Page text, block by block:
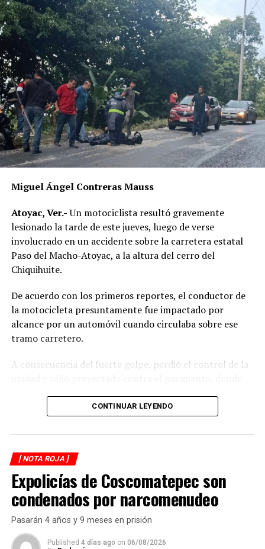
Miguel Ángel Contreras Mauss
Atoyac, Ver.-Un motociclista resultó gravemente
lesionado la tarde de este jueves, luego de verse
involucrado en un accidente sobre la carretera estatal
Paso del Macho-Atoyac, a la altura del cerro del
Chiquihuite.
De acuerdo con los primeros reportes, el conductor de
la motocicleta presuntamente fue impactado por
alcance por un automóvil cuando circulaba sobre ese
tramo carretero.
A consecuencia del fuerte golpe, perdió el control de la
Testigos del accidente solicitaron de inmediato el apoyo
de los cuerpos de emergencia al percatarse de que el
asfáltica, mientras otros automovilistas redujeron la
velocidad para evitar otro percance.
Al sitio arribaron paramédicos de Protección Civil de
Atoyac, quienes brindaron los primeros auxilios al
lesionado y, tras estabilizarlo, lo trasladaron de urgencia
a un hospital del municipio de Potrero Nuevo para
CONTINUAR LEYENDO
[ NOTA ROJA ]
Expolicías de Coscomatepec son
condenados por narcomenudeo
Pasarán 4 años y 9 meses en prisión
Published 4 días ago on 06/08/2026